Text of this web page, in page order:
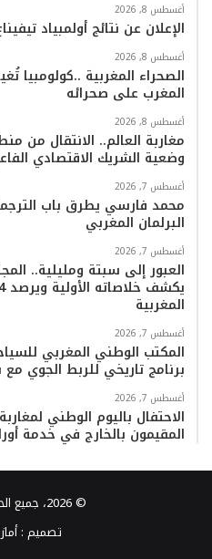
أغسطس 8, 2026
الإعلان عن نتائج أولمبياد
أغسطس 8, 2026
الصحراء المغربية ..كولومبيا
المغرب على صحرائه
أغسطس 8, 2026
مغاربة العالم.. الانتقال من
وضعية الشريك الاقتصادي
أغسطس 7, 2026
محمد فارسي يطرق باب
البرلمان المغربي
أغسطس 7, 2026
العبور إلى سبتة ومليلية..
المغربية
أغسطس 7, 2026
المكتب الوطني المغربي
برنامج تاريخي للربط الجوي مع
أغسطس 7, 2026
الاحتفال باليوم الوطني
المقيمون بالخارج في خدمة أوراش
© 2026، جميع الحقوق محفوظة
تصميم :